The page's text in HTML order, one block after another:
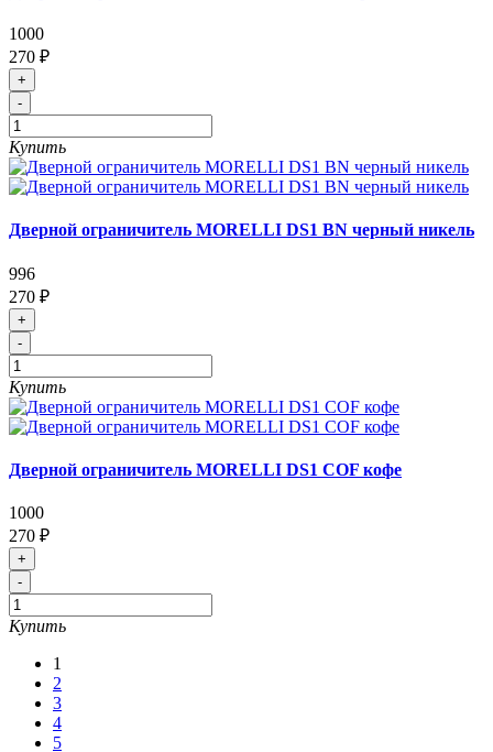
1000
270 ₽
+
-
Купить
Дверной ограничитель MORELLI DS1 BN черный никель
996
270 ₽
+
-
Купить
Дверной ограничитель MORELLI DS1 COF кофе
1000
270 ₽
+
-
Купить
1
2
3
4
5